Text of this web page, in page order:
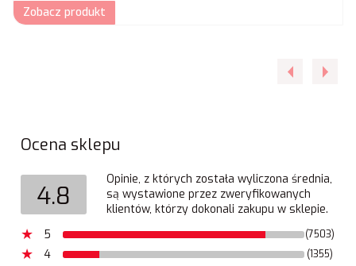
Zobacz produkt
Ocena sklepu
4.8
Opinie, z których została wyliczona średnia,
są wystawione przez zweryfikowanych
klientów, którzy dokonali zakupu w sklepie.
5
(7503)
4 (1355)